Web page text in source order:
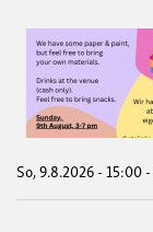
So, 9.8.2026 - 15:00-